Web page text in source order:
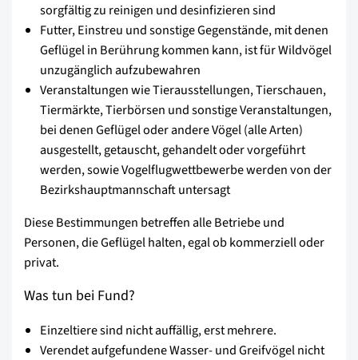
sorgfältig zu reinigen und desinfizieren sind
Futter, Einstreu und sonstige Gegenstände, mit denen
Geflügel in Berührung kommen kann, ist für Wildvögel
unzugänglich aufzubewahren
Veranstaltungen wie Tierausstellungen, Tierschauen,
Tiermärkte, Tierbörsen und sonstige Veranstaltungen,
bei denen Geflügel oder andere Vögel (alle Arten)
ausgestellt, getauscht, gehandelt oder vorgeführt
werden, sowie Vogelflugwettbewerbe werden von der
Bezirkshauptmannschaft untersagt
Diese Bestimmungen betreffen alle Betriebe und
Personen, die Geflügel halten, egal ob kommerziell oder
privat.
Was tun bei Fund?
Einzeltiere sind nicht auffällig, erst mehrere.
Verendet aufgefundene Wasser- und Greifvögel nicht